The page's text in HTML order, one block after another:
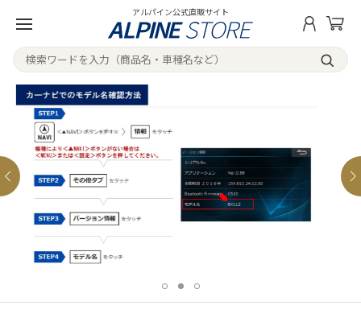
アルパイン公式直販サイト